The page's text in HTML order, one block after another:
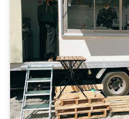
グチュロス、雪いちご、太閤唐揚
ハラミ串、鹿児島黒豚焼きそば、
金鯱キーマカレー、極みレアチャ
シュー丼、ルーロー飯、油淋鶏、
ヒマルエフ生ビール、ベルギービ